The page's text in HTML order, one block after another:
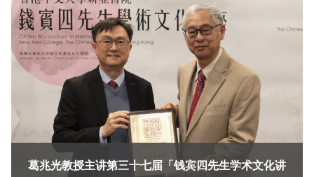
葛兆光教授主讲第三十七届「钱宾四先生学术文化讲